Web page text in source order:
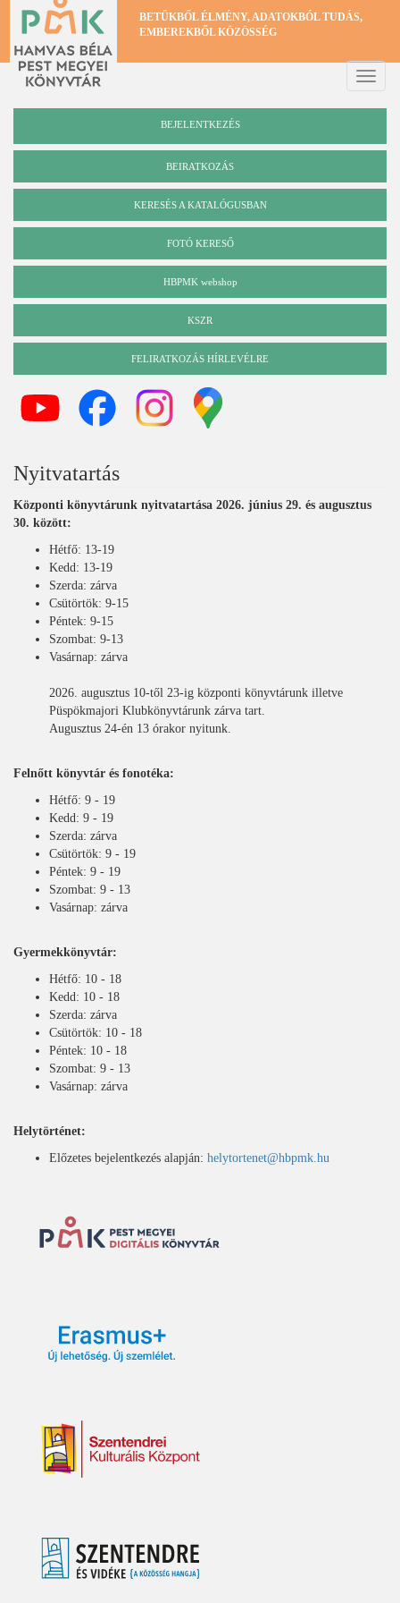
Ugrás
tartalomra
BETŰKBŐL ÉLMÉNY, ADATOKBÓL TUDÁS,
EMBEREKBŐL KÖZÖSSÉG
Toggle
BEJELENTKEZÉS
BEIRATKOZÁS
Katalógus
KERESÉS A KATALÓGUSBAN
FOTÓ KERESŐ
HBPMK webshop
KSZR
FELIRATKOZÁS HÍRLEVÉLRE
Nyitvatartás
Központi könyvtárunk nyitvatartása 2026. június 29. és augusztus
30. között:
Hétfő: 13-19
Kedd: 13-19
Szerda: zárva
Csütörtök: 9-15
Péntek: 9-15
Szombat: 9-13
Vasárnap: zárva
2026. augusztus 10-től 23-ig központi könyvtárunk illetve
Püspökmajori Klubkönyvtárunk zárva tart.
Augusztus 24-én 13 órakor nyitunk.
Felnőtt könyvtár és fonotéka:
Hétfő: 9 - 19
Kedd: 9 - 19
Szerda: zárva
Csütörtök: 9 - 19
Péntek: 9 - 19
Szombat: 9 - 13
Vasárnap: zárva
Gyermekkönyvtár:
Hétfő: 10 - 18
Kedd: 10 - 18
Szerda: zárva
Csütörtök: 10 - 18
Péntek: 10 - 18
Szombat: 9 - 13
Vasárnap: zárva
Helytörténet:
Előzetes bejelentkezés alapján: helytortenet@hbpmk.hu